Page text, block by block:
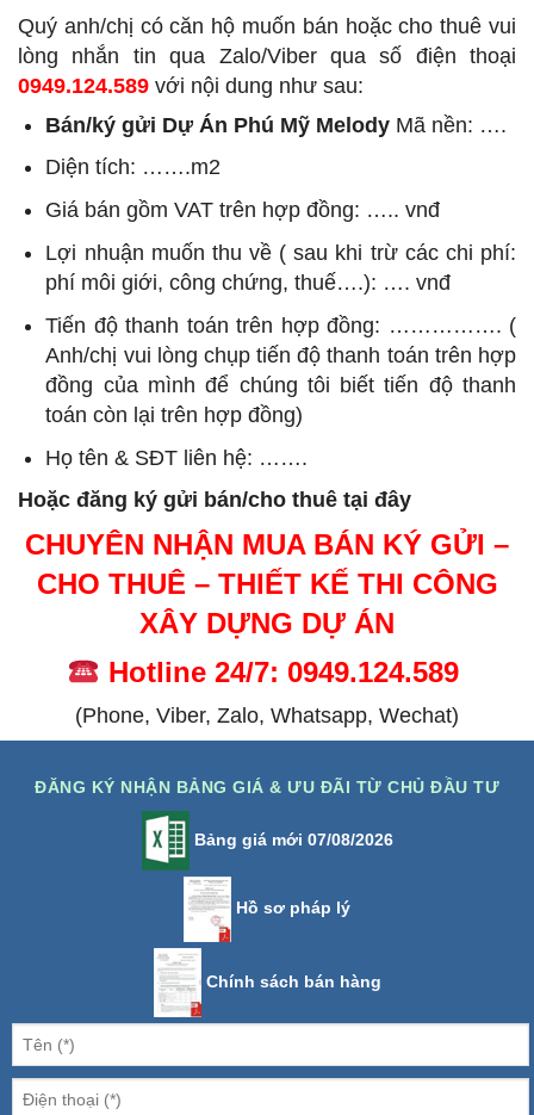
Quý anh/chị có căn hộ muốn bán hoặc cho thuê vui
lòng nhắn tin qua Zalo/Viber qua số điện thoại
0949.124.589 với nội dung như sau:
Bán/ký gửi Dự Án Phú Mỹ Melody Mã nền: ….
Diện tích: …….m2
Giá bán gồm VAT trên hợp đồng: ….. vnđ
Lợi nhuận muốn thu về ( sau khi trừ các chi phí:
phí môi giới, công chứng, thuế….): …. vnđ
Tiến độ thanh toán trên hợp đồng: ……………. (
Anh/chị vui lòng chụp tiến độ thanh toán trên hợp
đồng của mình để chúng tôi biết tiến độ thanh
toán còn lại trên hợp đồng)
Họ tên & SĐT liên hệ: …….
Hoặc đăng ký gửi bán/cho thuê tại đây
CHUYÊN NHẬN MUA BÁN KÝ GỬI –
CHO THUÊ – THIẾT KẾ THI CÔNG
XÂY DỰNG DỰ ÁN
Hotline 24/7: 0949.124.589
(Phone, Viber, Zalo, Whatsapp, Wechat)
ĐĂNG KÝ NHẬN BẢNG GIÁ & ƯU ĐÃI TỪ CHỦ ĐẦU TƯ
Bảng giá mới 07/08/2026
Hồ sơ pháp lý
Chính sách bán hàng